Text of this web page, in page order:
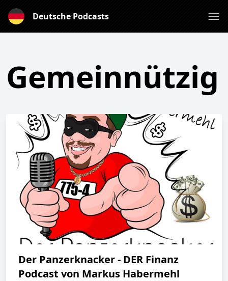
Deutsche Podcasts
Gemeinnützig
Der Panzerknacker - DER Finanz
Podcast von Markus Habermehl